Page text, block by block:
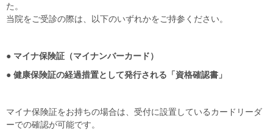
た。
当院をご受診の際は、以下のいずれかをご持参ください。
● マイナ保険証（マイナンバーカード）
● 健康保険証の経過措置として発行される「資格確認書」
マイナ保険証をお持ちの場合は、受付に設置しているカードリーダ
ーでの確認が可能です。